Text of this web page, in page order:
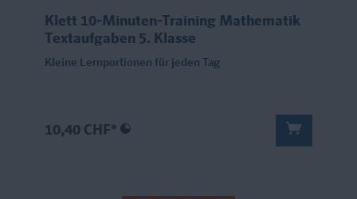
Klett 10-Minuten-Training Mathematik
Textaufgaben 5. Klasse
Kleine Lernportionen für jeden Tag
10,40 CHF*